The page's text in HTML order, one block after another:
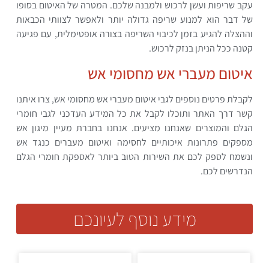
עקב שריפות ועשן לרכוש ולמבנה שלכם. המטרה של האיטום בסופו
של דבר הוא למנוע שריפה גדולה יותר ולאפשר לצוותי הכבאות
וההצלה להגיע בזמן לכיבוי השריפה בצורה אופטימלית, עם פגיעה
קטנה ככל הניתן בנזק לרכוש.
איטום מעברי אש מחסומי אש
לקבלת פרטים נוספים לגבי איטום מעברי אש מחסומי אש, צרו איתנו
קשר דרך האתר ותוכלו לקבל את כל המידע העדכני לגבי חומרי
הגלם והמוצרים שאנחנו מציעים. אנחנו בחברת מעיין מיגון אש
מספקים פתרונות איכותיים לחסימה ואיטום מעברים כנגד אש
ונשמח לספק לכם את השירות הטוב ביותר לאספקת חומרי הגלם
הנדרשים לכם.
מידע נוסף לעיונכם